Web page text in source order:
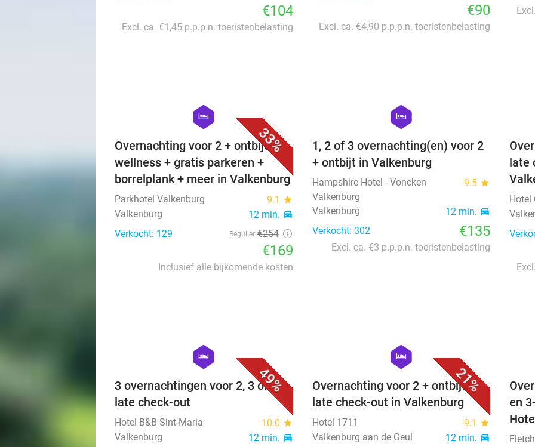
€104
Excl. ca. €1,45 p.p.p.n. toeristenbelasting
€90
Excl. ca. €4,90 p.p.p.n. toeristenbelasting
33%
hexagon
hotel
Overnachting voor 2 + ontbijt +
wellness + gratis parkeren +
borrelplank + meer in Valkenburg
Parkhotel Valkenburg 9.1 star
Valkenburg 12 min. directions_car
Verkocht: 129 Regulier €254
€169
Inclusief alle bijkomende kosten
hexagon
hotel
1, 2 of 3 overnachting(en) voor 2
+ ontbijt in Valkenburg
Hampshire Hotel - Voncken
Valkenburg
9.5 star
Valkenburg 12 min. directions_car
Verkocht: 302 €135
Excl. ca. €3 p.p.p.n. toeristenbelasting
late
Hotel
49%
hexagon
hotel
3 overnachtingen voor 2, 3 of 4 +
late check-out
Hotel B&B Sint-Maria 10.0 star
Valkenburg 12 min. directions_car
21%
hexagon
hotel
Overnachting voor 2 + ontbijt +
late check-out in Valkenburg
Hotel 1711 9.1 star
Valkenburg aan de Geul 12 min. directions_car
en